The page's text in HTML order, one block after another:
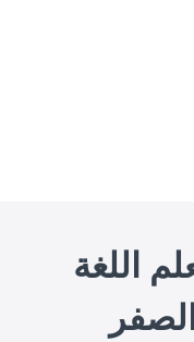
اللغة